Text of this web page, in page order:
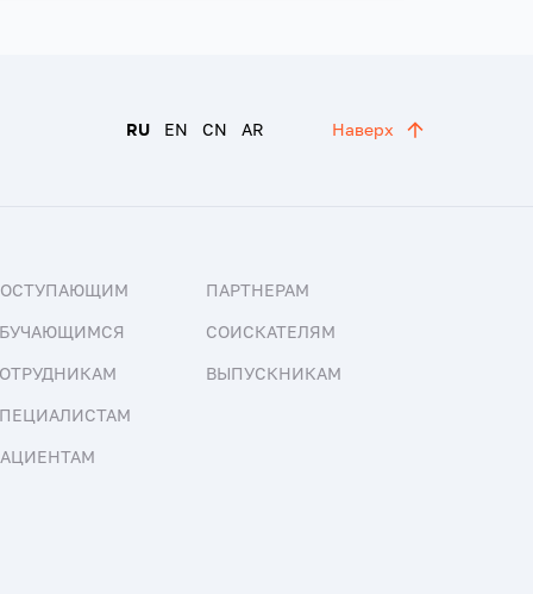
RU EN CN AR Наверх
ПАРТНЕРАМ
СОИСКАТЕЛЯМ
ВЫПУСКНИКАМ